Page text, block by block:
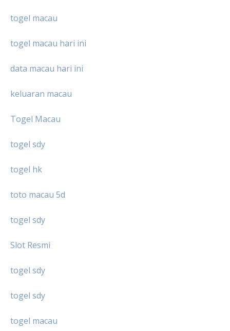
togel macau
togel macau hari ini
data macau hari ini
keluaran macau
Togel Macau
togel sdy
togel hk
toto macau 5d
togel sdy
Slot Resmi
togel sdy
togel sdy
togel macau